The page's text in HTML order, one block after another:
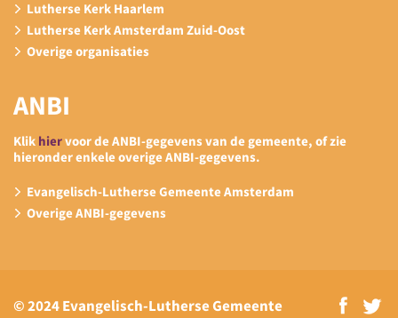
Lutherse Kerk Haarlem
Lutherse Kerk Amsterdam Zuid-Oost
Overige organisaties
ANBI
Klik hiervoor de ANBI-gegevens van de gemeente, of zie
hieronder enkele overige ANBI-gegevens.
Evangelisch-Lutherse Gemeente Amsterdam
Overige ANBI-gegevens
© 2024 Evangelisch-Lutherse Gemeente